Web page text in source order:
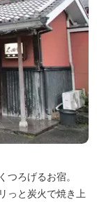
ろげるお宿。
っと炭火で焼き上